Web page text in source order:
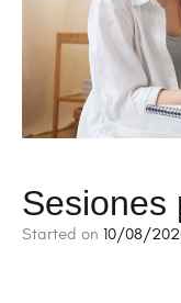
BLOG
Sesiones
Started on 10/08/